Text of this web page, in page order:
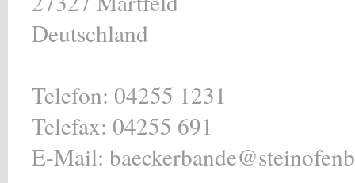
Deutschland
Telefon: 04255 1231
Telefax: 04255 691
E-Mail: